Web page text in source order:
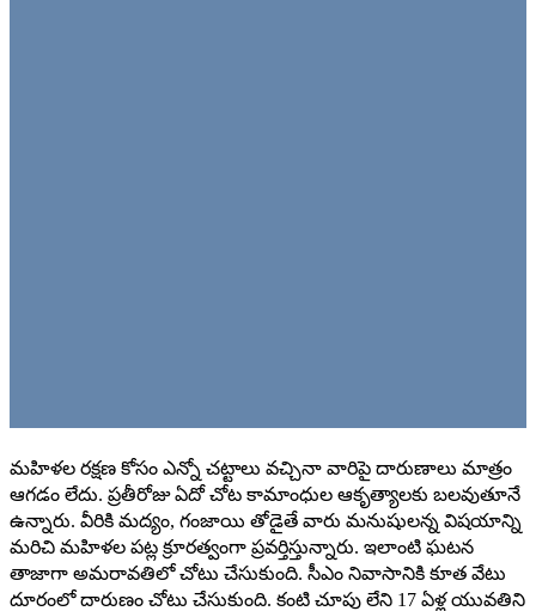
మహిళల రక్షణ కోసం ఎన్నో చట్టాలు వచ్చినా వారిపై దారుణాలు మాత్రం
ఆగడం లేదు. ప్రతీరోజు ఏదో చోట కామాంధుల ఆకృత్యాలకు బలవుతూనే
ఉన్నారు. వీరికి మద్యం, గంజాయి తోడైతే వారు మనుషులన్న విషయాన్ని
మరిచి మహిళల పట్ల క్రూరత్వంగా ప్రవర్తిస్తున్నారు. ఇలాంటి ఘటన
తాజాగా అమరావతిలో చోటు చేసుకుంది. సీఎం నివాసానికి కూత వేటు
దూరంలో దారుణం చోటు చేసుకుంది. కంటి చూపు లేని 17 ఏళ్ల యువతిని